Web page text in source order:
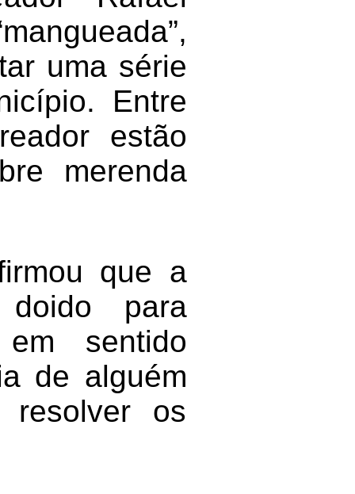
uma série
Entre
estão
merenda
que a
para
sentido
de alguém
resolver os